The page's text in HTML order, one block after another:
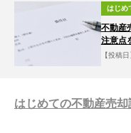
はじめ
不動産
注意点
【投稿
はじめての不動産売却